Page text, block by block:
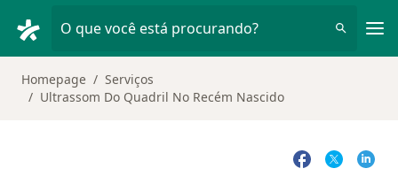
O que você está procurando?
Homepage
Serviços
Ultrassom Do Quadril No Recém Nascido